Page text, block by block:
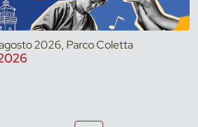
2026, Parco Coletta